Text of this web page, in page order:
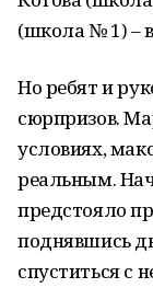
(школа № 1) –
Но ребят и
сюрпризов.
условиях,
реальным.
предстояло
поднявшись
спуститься с